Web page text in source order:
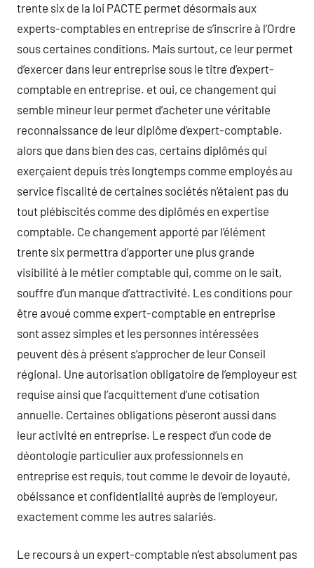
trente six de la loi PACTE permet désormais aux
experts-comptables en entreprise de s’inscrire à l’Ordre
sous certaines conditions. Mais surtout, ce leur permet
d’exercer dans leur entreprise sous le titre d’expert-
comptable en entreprise. et oui, ce changement qui
semble mineur leur permet d’acheter une véritable
reconnaissance de leur diplôme d’expert-comptable.
alors que dans bien des cas, certains diplômés qui
exerçaient depuis très longtemps comme employés au
service fiscalité de certaines sociétés n’étaient pas du
tout plébiscités comme des diplômés en expertise
comptable. Ce changement apporté par l’élément
trente six permettra d’apporter une plus grande
visibilité à le métier comptable qui, comme on le sait,
souffre d’un manque d’attractivité. Les conditions pour
être avoué comme expert-comptable en entreprise
sont assez simples et les personnes intéressées
peuvent dès à présent s’approcher de leur Conseil
régional. Une autorisation obligatoire de l’employeur est
requise ainsi que l’acquittement d’une cotisation
annuelle. Certaines obligations pèseront aussi dans
leur activité en entreprise. Le respect d’un code de
déontologie particulier aux professionnels en
entreprise est requis, tout comme le devoir de loyauté,
obéissance et confidentialité auprès de l’employeur,
exactement comme les autres salariés.
Le recours à un expert-comptable n’est absolument pas